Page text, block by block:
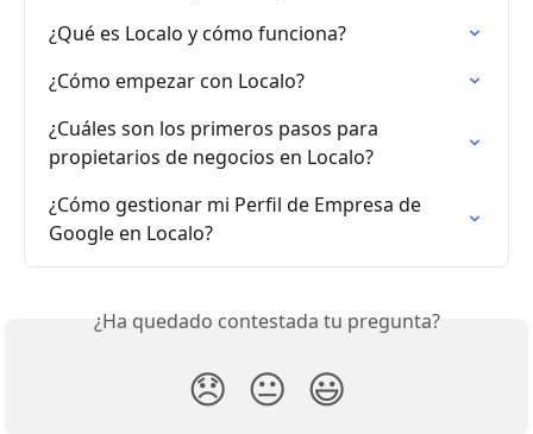
¿Qué es Localo y cómo funciona?
¿Cómo empezar con Localo?
¿Cuáles son los primeros pasos para
propietarios de negocios en Localo?
¿Cómo gestionar mi Perfil de Empresa de
Google en Localo?
¿Ha quedado contestada tu pregunta?
😞 😐 😃